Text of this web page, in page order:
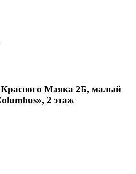
Красного Маяка 2Б, малый
2 этаж